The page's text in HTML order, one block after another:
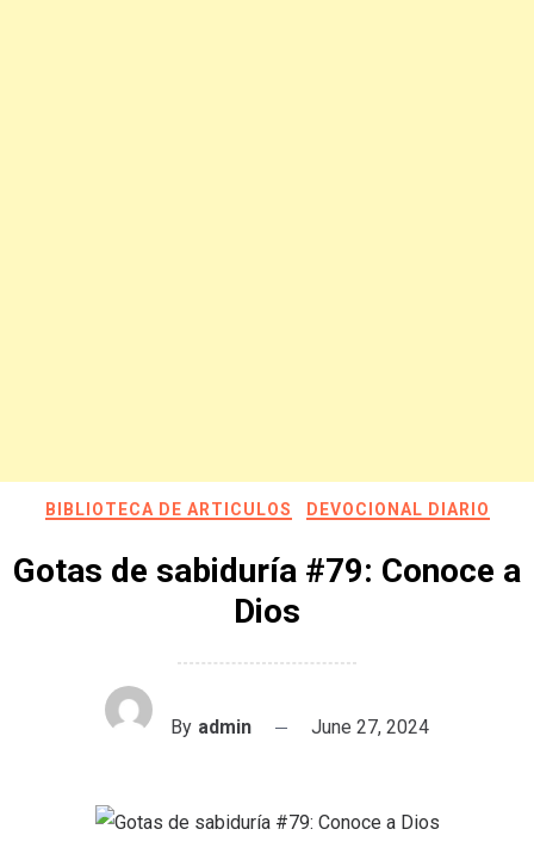
BIBLIOTECA DE ARTICULOS DEVOCIONAL DIARIO
Gotas de sabiduría #79: Conoce a
Dios
By admin June 27, 2024